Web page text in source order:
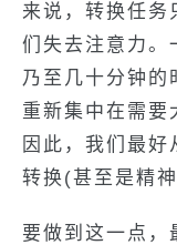
来说，转换任务
们失去注意力。
乃至几十分钟的
重新集中在需要
因此，我们最
转换(甚至是精神
要做到这一点，